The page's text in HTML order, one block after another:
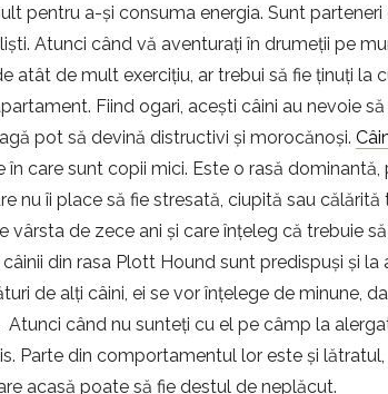
pentru a-și consuma energia. Sunt
Atunci când vă aventurați în drumeții pe
atât de mult exercițiu, ar trebui să fie ținuți la
Fiind ogari, acești câini au nevoie
pot să devină distructivi și morocănoși.
în care sunt copii mici. Este o rasă
nu îi place să fie stresată, ciupită sau
vârsta de zece ani și care înțeleg că trebuie
din rasa Plott Hound sunt predispuși și
de alți câini, ei se vor înțelege de minune,
când nu sunteți cu el pe câmp la
Parte din comportamentul lor este și
acasă poate să fie destul de neplăcut.